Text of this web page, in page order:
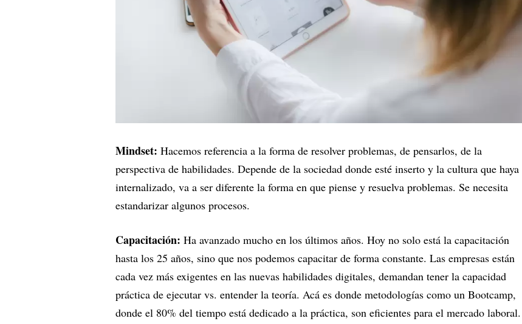
Mindset: Hacemos referencia a la forma de resolver problemas, de pensarlos, de la
perspectiva de habilidades. Depende de la sociedad donde esté inserto y la cultura que haya
internalizado, va a ser diferente la forma en que piense y resuelva problemas. Se necesita
estandarizar algunos procesos.
Capacitación: Ha avanzado mucho en los últimos años. Hoy no solo está la capacitación
hasta los 25 años, sino que nos podemos capacitar de forma constante. Las empresas están
cada vez más exigentes en las nuevas habilidades digitales, demandan tener la capacidad
práctica de ejecutar vs. entender la teoría. Acá es donde metodologías como un Bootcamp,
donde el 80% del tiempo está dedicado a la práctica, son eficientes para el mercado laboral.